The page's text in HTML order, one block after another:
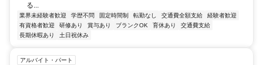
る...
業界未経験者歓迎 学歴不問 固定時間制 転勤なし 交通費全額支給
経験者歓迎
有資格者歓迎
研修あり 賞与あり ブランクOK 育休あり
交通費支給
長期休暇あり
土日祝休み
アルバイト・パート